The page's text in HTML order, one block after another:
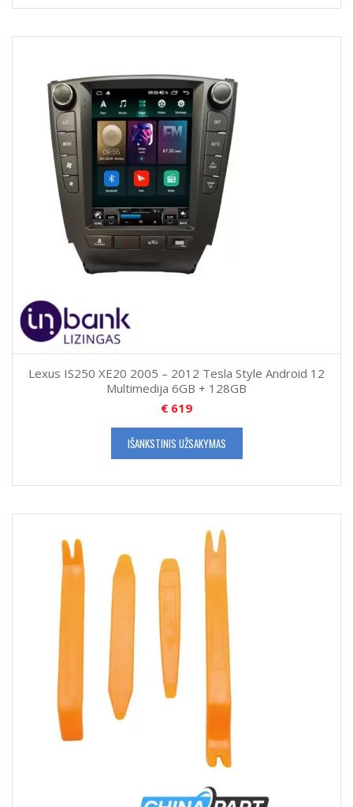
Lexus IS250 XE20 2005 – 2012 Tesla Style Android 12
Multimedija 6GB + 128GB
€ 619
IŠANKSTINIS UŽSAKYMAS